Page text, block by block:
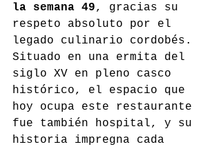
la semana 49, gracias su
respeto absoluto por el
legado culinario cordobés.
Situado en una ermita del
siglo XV en pleno casco
histórico, el espacio que
hoy ocupa este restaurante
fue también hospital, y su
historia impregna cada